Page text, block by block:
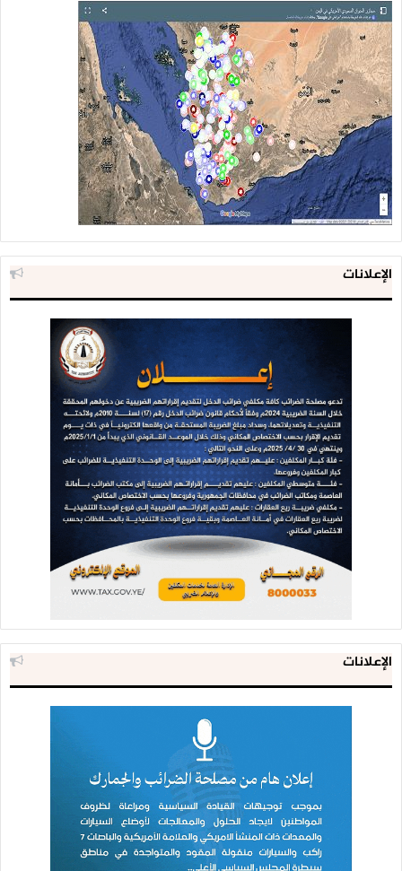
الإعلانات
الإعلانات